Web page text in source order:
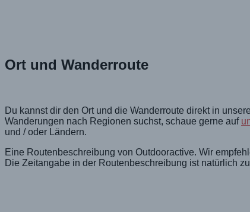
Ort und Wanderroute
Du kannst dir den Ort und die Wanderroute direkt in
Wanderungen nach Regionen suchst, schaue gerne auf
und / oder Ländern.
Eine Routenbeschreibung von Outdooractive. Wir
Die Zeitangabe in der Routenbeschreibung ist natürlich